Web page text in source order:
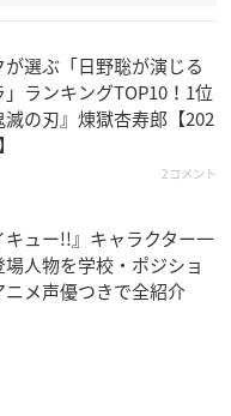
が選ぶ「日野聡が演じる
」ランキングTOP10！1位
滅の刃』煉󠄁獄杏寿郎【202
2コメント
キュー!!』キャラクター一
場人物を学校・ポジショ
ニメ声優つきで全紹介